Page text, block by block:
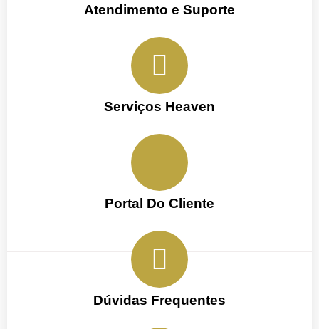
Atendimento e Suporte
Serviços Heaven
Portal Do Cliente
Dúvidas Frequentes